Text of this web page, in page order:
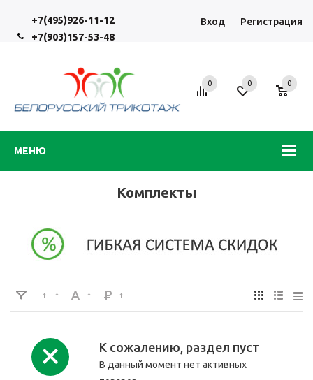
+7(495)926-11-12
+7(903)157-53-48
Вход Регистрация
МЕНЮ
0 0 0
Комплекты
К сожалению, раздел пуст
В данный момент нет активных